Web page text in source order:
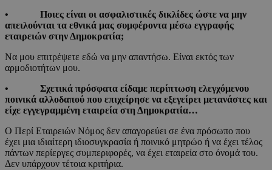
• Ποιες είναι οι ασφαλιστικές δικλίδες ώστε να μην
απειλούνται τα εθνικά μας συμφέροντα μέσω εγγραφής
εταιρειών στην Δημοκρατία;
Να μου επιτρέψετε εδώ να μην απαντήσω. Είναι εκτός των
αρμοδιοτήτων μου.
• Σχετικά πρόσφατα είδαμε περίπτωση ελεγχόμενου
ποινικά αλλοδαπού που επιχείρησε να εξεγείρει μετανάστες και
είχε εγγεγραμμένη εταιρεία στη Δημοκρατία…
Ο Περί Εταιρειών Νόμος δεν απαγορεύει σε ένα πρόσωπο που
έχει μια ιδιαίτερη ιδιοσυγκρασία ή ποινικό μητρώο ή να έχει τέλος
πάντων περίεργες συμπεριφορές, να έχει εταιρεία στο όνομά του.
Δεν υπάρχουν τέτοια κριτήρια.